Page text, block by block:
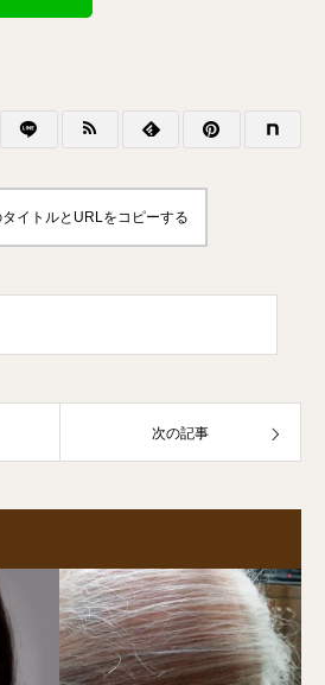
イトルとURLをコピーする
次の記事